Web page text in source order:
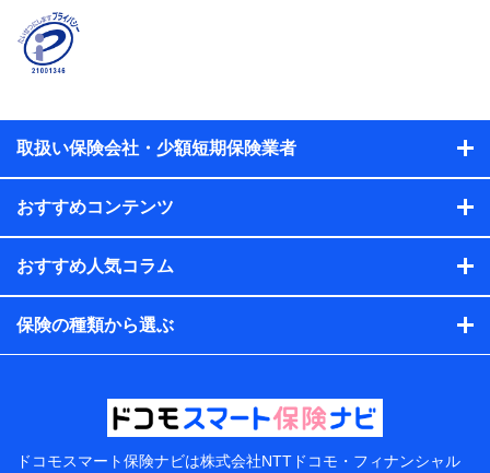
当社
株式会社NTTドコモ
【利用する者の利用目的】
おけるユーザ登録受付および管理のため
当社又は株式会社NTTドコモと取引のあるもしくは委託を受
けている保険会社・提携会社の保険その他に関する情報を提
供するため、また維持管理等の委託業務遂行のため、またそ
れらに付帯、関連する当社、株式会社NTTドコモおよび提携
会社のサービスを案内、提供するため
（各サービスで取得したサービス利用履歴、ウェブサイトの
閲覧履歴、購買履歴、ご契約内容等のパーソナルデータを分
す。）
上記に係る案内・手続き・管理等付帯業務を行うため
【当該個人データの管理について責任を有する者の名
称・住所・代表者名】
取扱い保険会社・少額短期保険業者
おすすめコンテンツ
おすすめ人気コラム
保険の種類から選ぶ
ドコモスマート保険ナビは株式会社NTTドコモ・フィナンシャル